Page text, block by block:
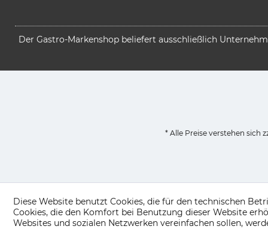
Der Gastro-Markenshop beliefert ausschließlich
* Alle Preise verstehen sich
Diese Website benutzt Cookies, die für den technischen
Cookies, die den Komfort bei Benutzung dieser Website
Websites und sozialen Netzwerken vereinfachen sollen,